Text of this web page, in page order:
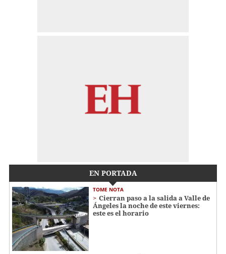
EN PORTADA
TOME NOTA
Cierran paso a la salida a Valle de
Ángeles la noche de este viernes:
este es el horario